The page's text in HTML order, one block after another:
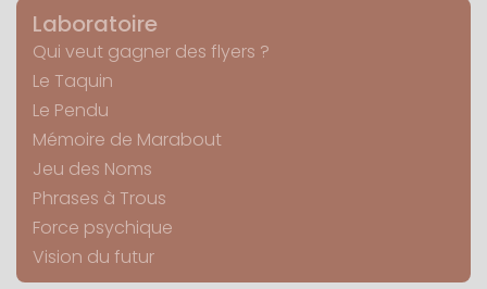
Laboratoire
Qui veut gagner des flyers ?
Le Taquin
Le Pendu
Mémoire de Marabout
Jeu des Noms
Phrases à Trous
Force psychique
Vision du futur